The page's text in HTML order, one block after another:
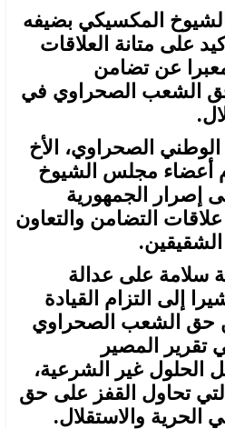
المكسيكي بضيفه
على متانة العلاقات
ومعبرا عن تضامن
الشعب الصحراوي في
الصحراوي، الأخ
أعضاء مجلس الشيوخ
إصرار الجمهورية
التضامن والتعاون
الشقيقين.
سلامة على عدالة
إلى التزام القيادة
حق الشعب الصحراوي
تقرير المصير
الحلول غير الشرعية،
التي تحاول القفز على حق
والاستقلال.